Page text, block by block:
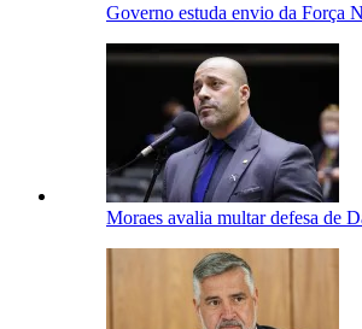
​Governo estuda envio da Força
Moraes avalia multar defesa de